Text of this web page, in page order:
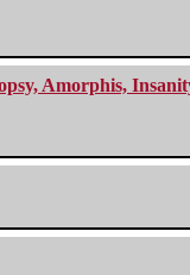
Amorphis,